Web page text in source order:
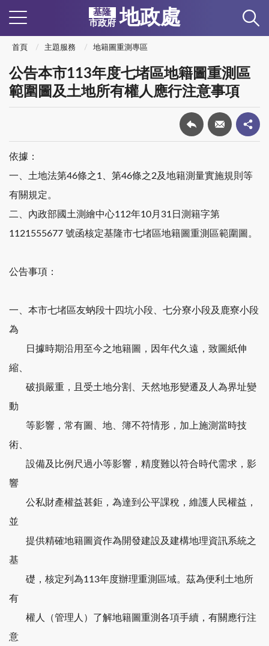
基隆
市政府 地政處
首頁 主題服務 地籍圖重測專區
公告本市113年度七堵區地籍圖重測區
範圍圖及土地所有權人應行注意事項
依據：
一、土地法第46條之1、第46條之2及地籍測量實施規則等
有關規定。
二、內政部國土測繪中心112年10月31日測籍字第
1121555677 號函核定基隆市七堵區地籍圖重測區範圍圖。
公告事項：
一、本市七堵區友蚋段十四坑小段、七分寮小段及鹿寮小段
為
日據時期沿用至今之地籍圖，因年代久遠，致圖紙伸
縮、
破損嚴重，且受土地分割、天然地形變遷及人為界址變
動
等影響，常有圖、地、簿不符情形，加上施測當時技
術、
設備及比例尺過小等影響，精度難以符合時代需求，影
響
公私財產權益甚鉅，為達到公平課稅，維護人民權益，
並
提供精確地籍圖資作為開發建設及建構地理資訊系統之
基
礎，核定列為113年度辦理重測區域。茲為便利土地所
有
權人（管理人）了解地籍圖重測各項手續，有關應行注
意